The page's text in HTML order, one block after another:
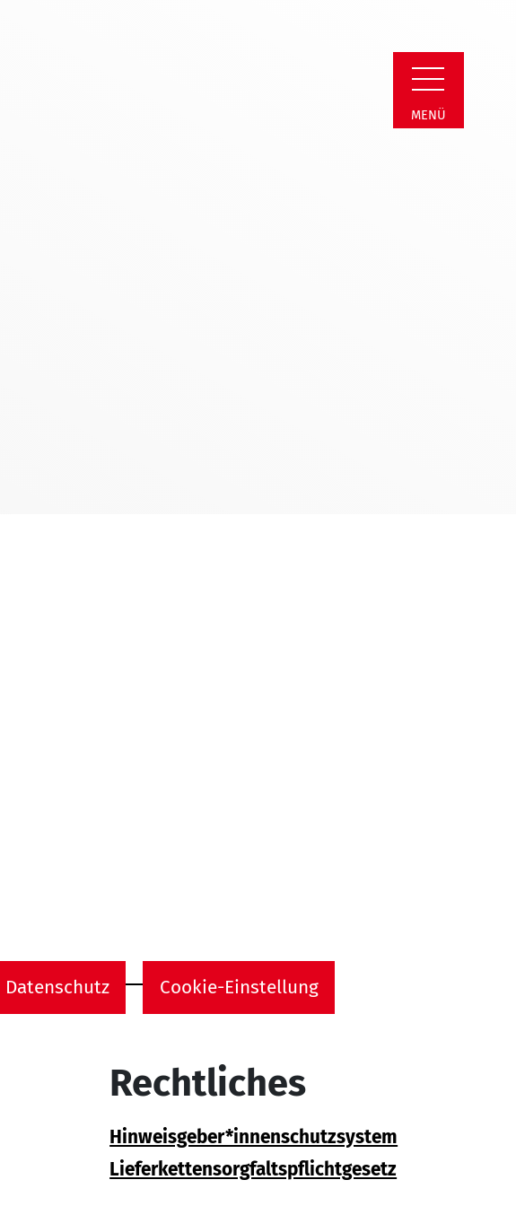
MENÜ
Datenschutz Cookie-Einstellung
Rechtliches
Hinweisgeber*innenschutzsystem
Lieferkettensorgfaltspflichtgesetz